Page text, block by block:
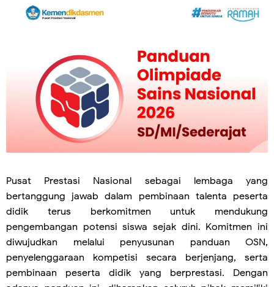
Pusat Prestasi Nasional sebagai lembaga yang
bertanggung jawab dalam pembinaan talenta peserta
didik terus berkomitmen untuk mendukung
pengembangan potensi siswa sejak dini. Komitmen ini
diwujudkan melalui penyusunan panduan OSN,
penyelenggaraan kompetisi secara berjenjang, serta
pembinaan peserta didik yang berprestasi. Dengan